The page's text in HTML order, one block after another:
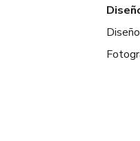
Diseño